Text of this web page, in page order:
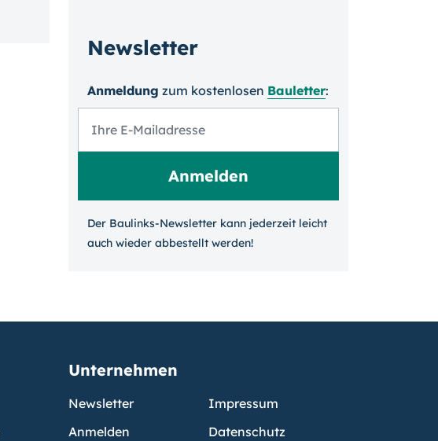
Newsletter
Anmeldung zum kosten­losen Bauletter:
Der Baulinks-Newsletter kann jeder­zeit leicht
auch wieder ab­bestellt werden!
Unternehmen
Newsletter
Anmelden
Impressum
Datenschutz